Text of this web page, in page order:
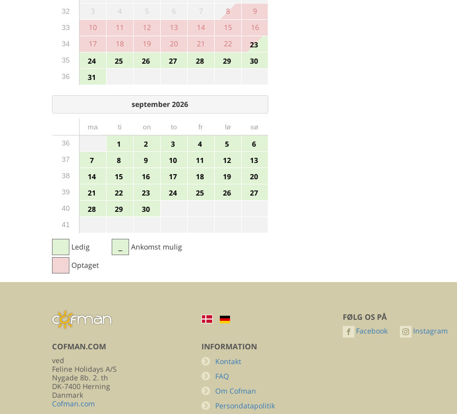
32 3 4 5 6 7 8 9
33 10 11 12 13 14 15 16
34 17 18 19 20 21 22 23
35 24 25 26 27 28 29 30
36 31
september 2026
ma ti on to fr lø
sø
36
1 2 3 4 5 6
37 7 8 9 10 11 12 13
38 14 15 16 17 18 19 20
39 21 22 23 24 25 26 27
40 28 29 30
41
Ledig
Optaget
Ankomst mulig
COFMAN.COM
ved
Feline Holidays A/S
Nygade 8b. 2. th
DK-7400 Herning
Danmark
Cofman.com
INFORMATION
Kontakt
FAQ
Om Cofman
Persondatapolitik
FØLG OS PÅ
Facebook Instagram